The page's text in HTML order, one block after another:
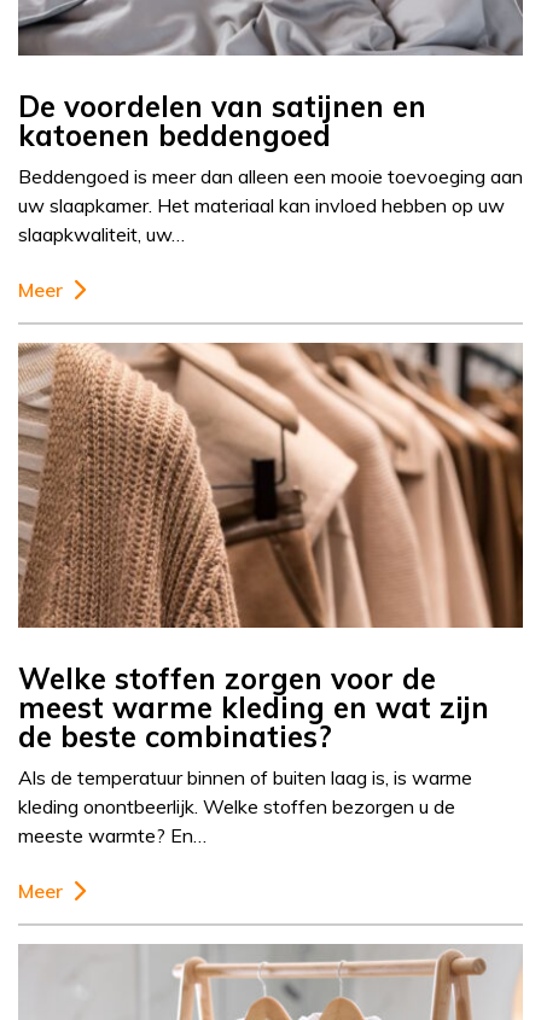
De voordelen van satijnen en
katoenen beddengoed
Beddengoed is meer dan alleen een mooie toevoeging aan
uw slaapkamer. Het materiaal kan invloed hebben op uw
slaapkwaliteit, uw…
Meer
Welke stoffen zorgen voor de
meest warme kleding en wat zijn
de beste combinaties?
Als de temperatuur binnen of buiten laag is, is warme
kleding onontbeerlijk. Welke stoffen bezorgen u de
meeste warmte? En…
Meer